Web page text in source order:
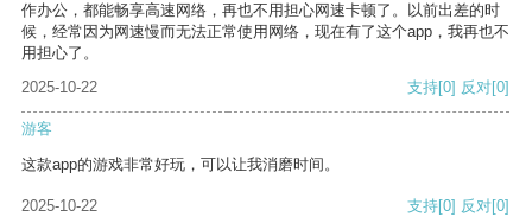
作办公，都能畅享高速网络，再也不用担心网速卡顿了。以前出差的时
候，经常因为网速慢而无法正常使用网络，现在有了这个app，我再也不
用担心了。
2025-10-22
支持[0] 反对[0]
游客
这款app的游戏非常好玩，可以让我消磨时间。
2025-10-22 支持[0] 反对[0]